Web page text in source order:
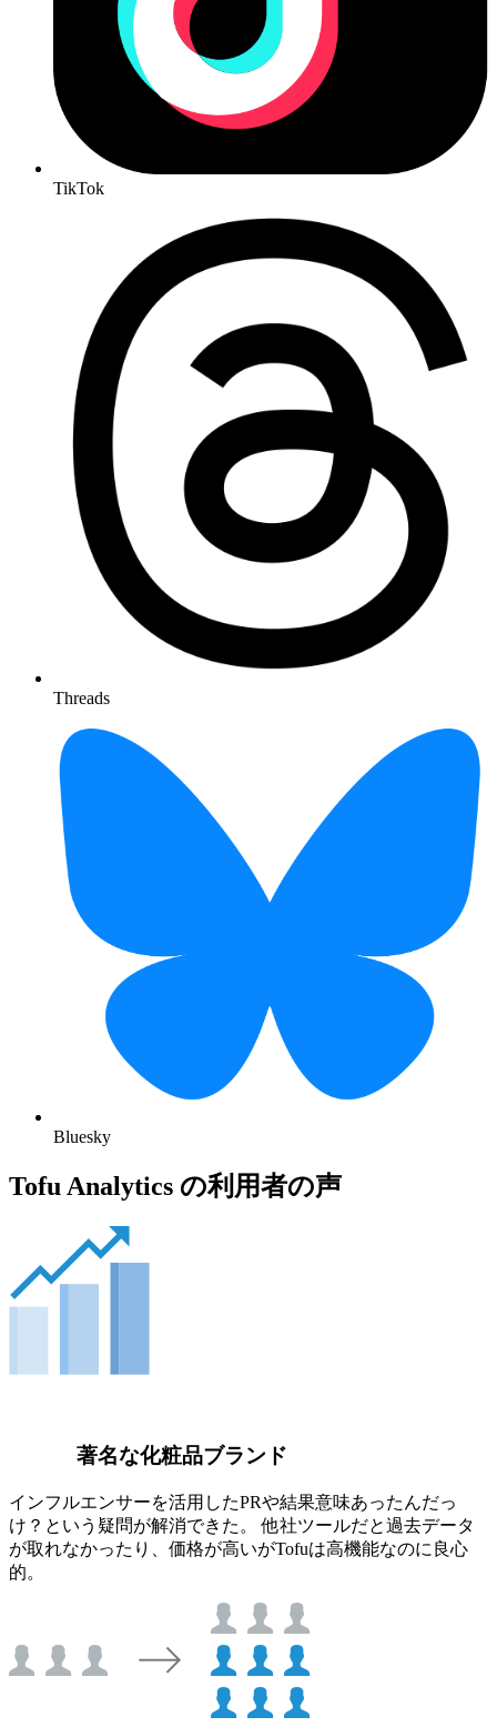
TikTok
Threads
Bluesky
Tofu Analytics の利用者の声
著名な化粧品ブランド
インフルエンサーを活用したPRや結果意味あったんだっ
け？という疑問が解消できた。 他社ツールだと過去データ
が取れなかったり、価格が高いがTofuは高機能なのに良心
的。